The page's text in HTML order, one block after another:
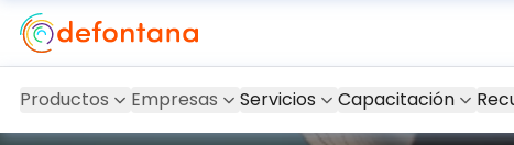
Productos Empresas Servicios Capacitación